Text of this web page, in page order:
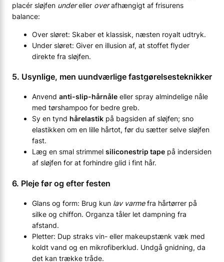
placér sløjfen undereller overafhængigt af frisurens
balance:
Over sløret: Skaber et klassisk, næsten royalt udtryk.
Under sløret: Giver en illusion af, at stoffet flyder
direkte fra sløjfen.
5. Usynlige, men uundværlige fastgørelsesteknikker
Anvend anti-slip-hårnåle eller spray almindelige nåle
med tørshampoo for bedre greb.
Sy en tynd hårelastik på bagsiden af sløjfen; sno
elastikken om en lille hårtot, før du sætter selve sløjfen
fast.
Læg en smal strimmel siliconestrip tape på indersiden
af sløjfen for at forhindre glid i fint hår.
6. Pleje før og efter festen
Glans og form: Brug kun lav varmefra hårtørrer på
silke og chiffon. Organza tåler let dampning fra
afstand.
Pletter: Dup straks vin- eller makeupstænk væk med
koldt vand og en mikrofiberklud. Undgå gnidning, da
det kan trække tråde.